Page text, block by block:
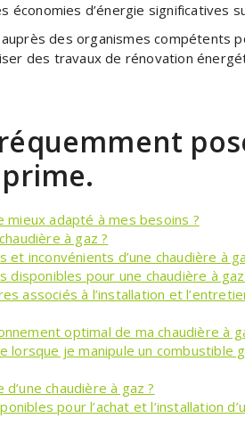
économies d’énergie significatives
des organismes compétents
des travaux de rénovation
adapté à mes besoins ?
à gaz ?
inconvénients d’une chaudière à
pour une chaudière à
associés à l’installation et
optimal de ma chaudière à
je manipule un combustible
chaudière à gaz ?
pour l’achat et l’installation